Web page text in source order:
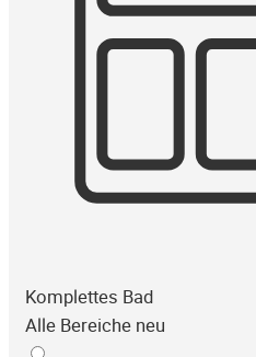
Komplettes Bad
Alle Bereiche neu